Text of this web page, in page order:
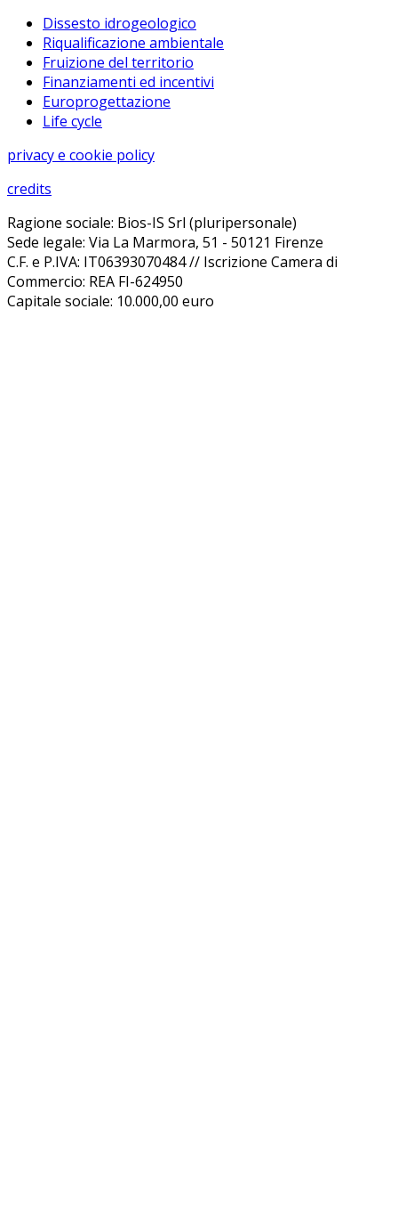
Dissesto idrogeologico
Riqualificazione ambientale
Fruizione del territorio
Finanziamenti ed incentivi
Europrogettazione
Life cycle
privacy e cookie policy
credits
Ragione sociale: Bios-IS Srl (pluripersonale)
Sede legale: Via La Marmora, 51 - 50121 Firenze
C.F. e P.IVA: IT06393070484 // Iscrizione Camera di
Commercio: REA FI-624950
Capitale sociale: 10.000,00 euro